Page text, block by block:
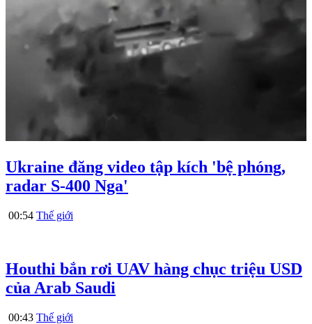
Ukraine đăng video tập kích 'bệ phóng,
radar S-400 Nga'
00:54 Thế giới
Houthi bắn rơi UAV hàng chục triệu USD
của Arab Saudi
00:43 Thế giới